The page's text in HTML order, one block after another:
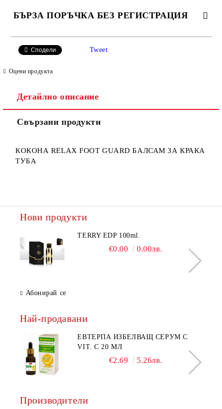
БЪРЗА ПОРЪЧКА БЕЗ РЕГИСТРАЦИЯ
Ние ще се свържем с вас в рамките на работния ден.
Сподели Tweet
Оцени продукта
Детайлно описание
Свързани продукти
КОКОНА RELAX FOOT GUARD БАЛСАМ ЗА КРАКА
ТУБА
Нови продукти
TERRY EDP 100ml.
€0.00 0.00лв.
Абонирай се
Най-продавани
ЕВТЕРПА ИЗБЕЛВАЩ СЕРУМ С
VIT. C 20 МЛ
€2.69 5.26лв.
Производители